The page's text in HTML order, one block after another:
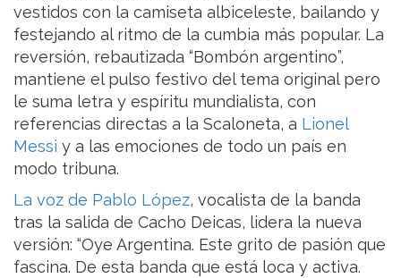
vestidos con la camiseta albiceleste, bailando y
festejando al ritmo de la cumbia más popular. La
reversión, rebautizada “Bombón argentino”,
mantiene el pulso festivo del tema original pero
le suma letra y espíritu mundialista, con
referencias directas a la Scaloneta, a Lionel
Messi y a las emociones de todo un país en
modo tribuna.
La voz de Pablo López, vocalista de la banda
tras la salida de Cacho Deicas, lidera la nueva
versión: “Oye Argentina. Este grito de pasión que
fascina. De esta banda que está loca y activa.